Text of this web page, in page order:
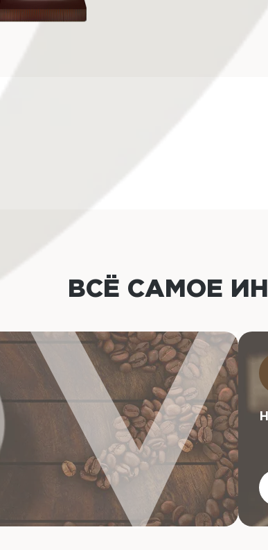
ВСЁ САМОЕ